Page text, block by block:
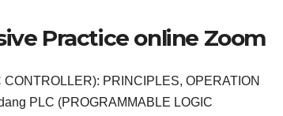
Practice online Zoom
PRINCIPLES, OPERATION
PLC (PROGRAMMABLE LOGIC